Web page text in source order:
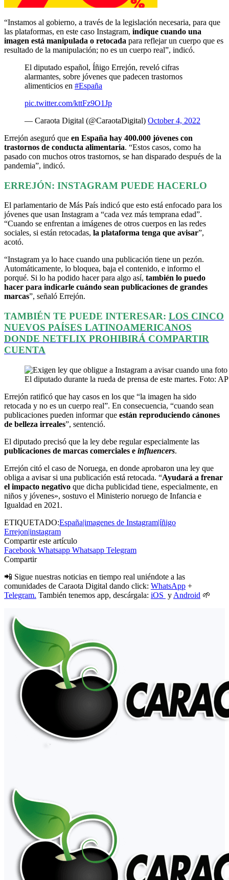
“Instamos al gobierno, a través de la legislación necesaria, para que
las plataformas, en este caso Instagram, indique cuando una
imagen está manipulada o retocada para reflejar un cuerpo que es
resultado de la manipulación; no es un cuerpo real”, indicó.
El diputado español, Íñigo Errejón, reveló cifras
alarmantes, sobre jóvenes que padecen trastornos
alimenticios en #España
pic.twitter.com/kttFz9O1Jp
— Caraota Digital (@CaraotaDigital) October 4, 2022
Errejón aseguró que en España hay 400.000 jóvenes con
trastornos de conducta alimentaria. “Estos casos, como ha
pasado con muchos otros trastornos, se han disparado después de la
pandemia”, indicó.
ERREJÓN: INSTAGRAM PUEDE HACERLO
El parlamentario de Más País indicó que esto está enfocado para los
jóvenes que usan Instagram a “cada vez más temprana edad”.
“Cuando se enfrentan a imágenes de otros cuerpos en las redes
sociales, si están retocadas, la plataforma tenga que avisar”,
acotó.
“Instagram ya lo hace cuando una publicación tiene un pezón.
Automáticamente, lo bloquea, baja el contenido, e informo el
porqué. Si lo ha podido hacer para algo así, también lo puedo
hacer para indicarle cuándo sean publicaciones de grandes
marcas”, señaló Errejón.
TAMBIÉN TE PUEDE INTERESAR: LOS CINCO
NUEVOS PAÍSES LATINOAMERICANOS
DONDE NETFLIX PROHIBIRÁ COMPARTIR
CUENTA
El diputado durante la rueda de prensa de este martes. Foto: AP
Errejón ratificó que hay casos en los que “la imagen ha sido
retocada y no es un cuerpo real”. En consecuencia, “cuando sean
publicaciones pueden informar que están reproduciendo cánones
de belleza irreales”, sentenció.
El diputado precisó que la ley debe regular especialmente las
publicaciones de marcas comerciales e influencers.
Errejón citó el caso de Noruega, en donde aprobaron una ley que
obliga a avisar si una publicación está retocada. “Ayudará a frenar
el impacto negativo que dicha publicidad tiene, especialmente, en
niños y jóvenes», sostuvo el Ministerio noruego de Infancia e
Igualdad en 2021.
ETIQUETADO:España|imagenes de Instagram|íñigo
Errejon|instagram
Compartir este artículo
Facebook Whatsapp Whatsapp Telegram
Compartir
📲 Sigue nuestras noticias en tiempo real uniéndote a las
comunidades de Caraota Digital dando click: WhatsApp +
Telegram. También tenemos app, descárgala: iOS y Android 🌱